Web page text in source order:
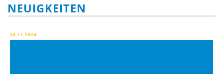
NEUIGKEITEN
30.12.2024